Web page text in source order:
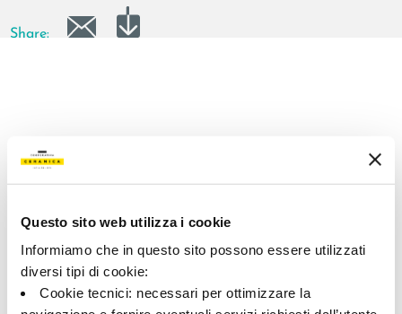
Questo sito web utilizza i cookie
Informiamo che in questo sito possono essere utilizzati
diversi tipi di cookie:
Cookie tecnici: necessari per ottimizzare la
Share:
A brand of Cooperativa Ceramica d’Imola
Tel: +39 0542 601601